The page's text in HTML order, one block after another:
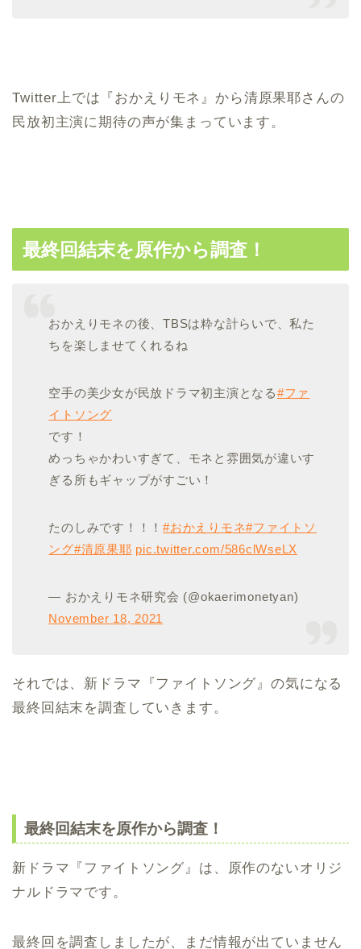
Twitter上では『おかえりモネ』から清原果耶さんの
民放初主演に期待の声が集まっています。
最終回結末を原作から調査！
おかえりモネの後、TBSは粋な計らいで、私た
ちを楽しませてくれるね
空手の美少女が民放ドラマ初主演となる#ファ
イトソング
です！
めっちゃかわいすぎて、モネと雰囲気が違いす
ぎる所もギャップがすごい！
たのしみです！！！#おかえりモネ#ファイトソ
ング#清原果耶 pic.twitter.com/586clWseLX
— おかえりモネ研究会 (@okaerimonetyan)
November 18, 2021
それでは、新ドラマ『ファイトソング』の気になる
最終回結末を調査していきます。
最終回結末を原作から調査！
新ドラマ『ファイトソング』は、原作のないオリジ
ナルドラマです。
最終回を調査しましたが、まだ情報が出ていません